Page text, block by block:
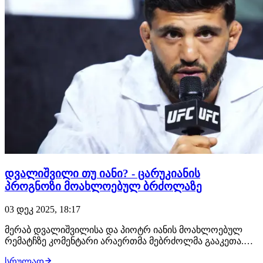
დვალიშვილი თუ იანი? - ცარუკიანის
პროგნოზი მოახლოებულ ბრძოლაზე
03 დეკ 2025, 18:17
მერაბ დვალიშვილისა და პიოტრ იანის მოახლოებულ
რემატჩზე კომენტარი არაერთმა მებრძოლმა გააკეთა.